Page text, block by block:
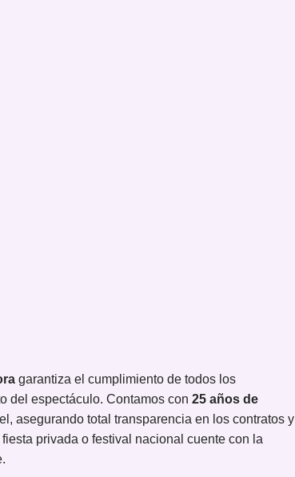
garantiza el cumplimiento de todos los
del espectáculo. Contamos con 25 años de
asegurando total transparencia en los contratos y
privada o festival nacional cuente con la